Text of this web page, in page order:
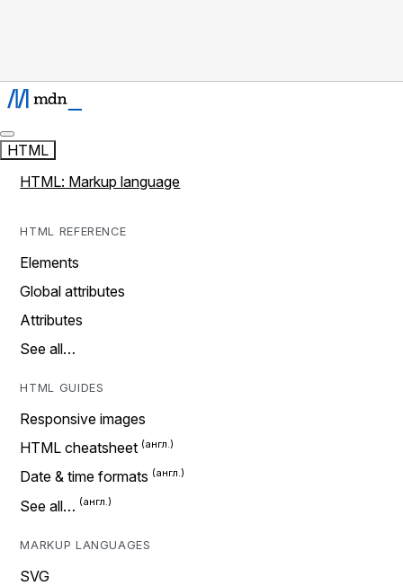
HTML
HTML: Markup language
HTML REFERENCE
Elements
Global attributes
Attributes
See all…
HTML GUIDES
Responsive images
HTML cheatsheet
Date & time formats
See all…
MARKUP LANGUAGES
SVG